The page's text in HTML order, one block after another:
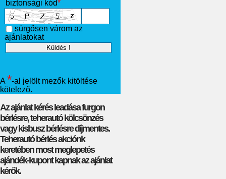
biztonsági kód*
sürgősen várom az
ajánlatokat
A *-al jelölt mezők kitöltése
kötelező.
Az ajánlat kérés leadása furgon
bérlésre, teherautó kölcsönzés
vagy kisbusz bérlésre díjmentes.
Teherautó bérlés akciónk
keretében most meglepetés
ajándék-kupont kapnak az ajánlat
kérők.